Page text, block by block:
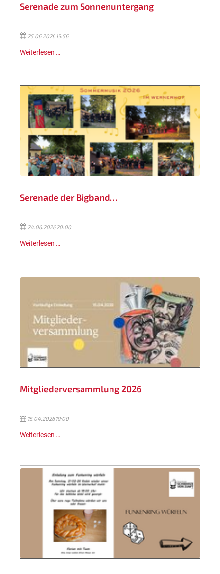
Serenade zum Sonnenuntergang
25.06.2026 15:56
Weiterlesen …
Serenade der Bigband…
24.06.2026 20:00
Weiterlesen …
Mitgliederversammlung 2026
15.04.2026 19:00
Weiterlesen …